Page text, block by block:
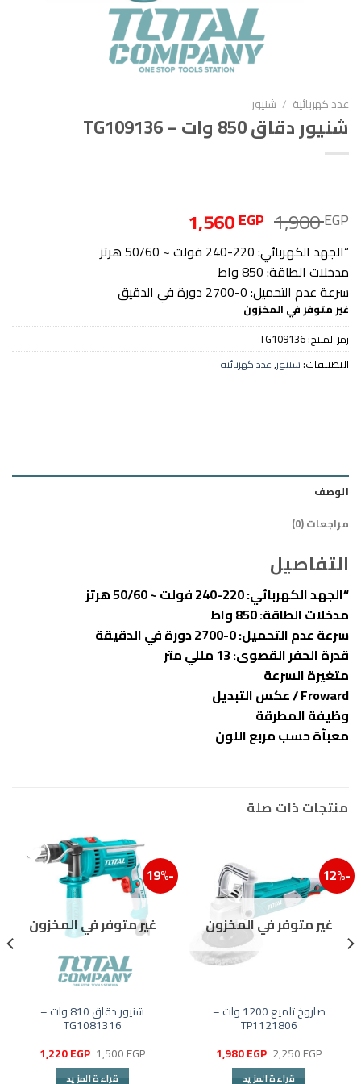
عدد كهربائية / شنيور
شنيور دقاق 850 وات – TG109136
1,900EGP السعر
الأصلي
هو:
1,900 EGP.
1,560EGP
الحالي
هو:
1,560 EGP.
“الجهد الكهربائي: 220-240 فولت ~ 50/60 هرتز
مدخلات الطاقة: 850 واط
سرعة عدم التحميل: 0-2700 دورة في الدقيق
غير متوفر في المخزون
رمز المنتج:TG109136
التصنيفات:شنيور,عدد كهربائية
الوصف
مراجعات (0)
التفاصيل
“الجهد الكهربائي: 220-240 فولت ~ 50/60 هرتز
مدخلات الطاقة: 850 واط
سرعة عدم التحميل: 0-2700 دورة في الدقيقة
قدرة الحفر القصوى: 13 مللي متر
متغيرة السرعة
Froward / عكس التبديل
وظيفة المطرقة
معبأة حسب مربع اللون
منتجات ذات صلة
-12%
إضافة إلى قائمة الرغبات
غير متوفر في المخزون
صاروخ تلميع 1200 وات –
TP1121806
2,250EGP السعر
الأصلي
هو:
1,980EGP
قراءة المزيد
-19%
غير متوفر في المخزون
شنيور دقاق 810 وات –
TG1081316
1,500EGP السعر
الأصلي
هو:
1,220EGP
قراءة المزيد